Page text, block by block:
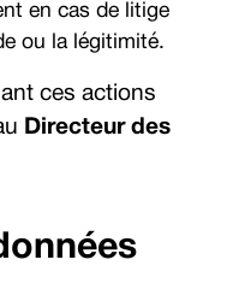
en cas de litige
ou la légitimité.
ces actions
Directeur des